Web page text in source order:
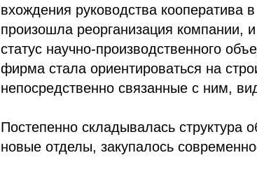
вхождения руководства
произошла реорганизация компании,
статус научно-производственного
фирма стала ориентироваться на
непосредственно связанные с ним,
Постепенно складывалась структура
новые отделы, закупалось